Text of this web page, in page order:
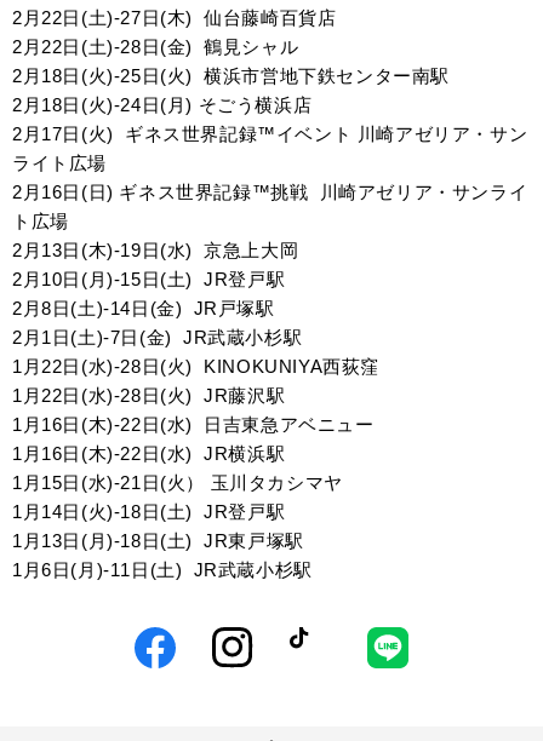
2月22日(土)-27日(木)
仙台藤崎百貨店
2月22日(土)-28日(金)
鶴見シャル
2月18日(火)-25日(火)
横浜市営地下鉄センター南駅
2月18日(火)-24日(月) そごう横浜店
2月17日(火)
ギネス世界記録™︎イベント 川崎アゼリア・サン
ライト広場
2月16日(日) ギネス世界記録™︎挑戦
川崎アゼリア・サンライ
ト広場
2月13日(木)-19日(水)
京急上大岡
2月10日(月)-15日(土)
JR登戸駅
2月8日(土)-14日(金)
JR戸塚駅
2月1日(土)-7日(金)
JR武蔵小杉駅
1月22日(水)-28日(火)
KINOKUNIYA西荻窪
1月22日(水)-28日(火)
JR藤沢駅
1月16日(木)-22日(水)
日吉東急アベニュー
1月16日(木)-22日(水)
JR横浜駅
1月15日(水)-21日(火）
玉川タカシマヤ
1月14日(火)-18日(土)
JR登戸駅
1月13日(月)-18日(土)
JR東戸塚駅
1月6日(月)-11日(土)
JR武蔵小杉駅
FacebookInstagram LINE